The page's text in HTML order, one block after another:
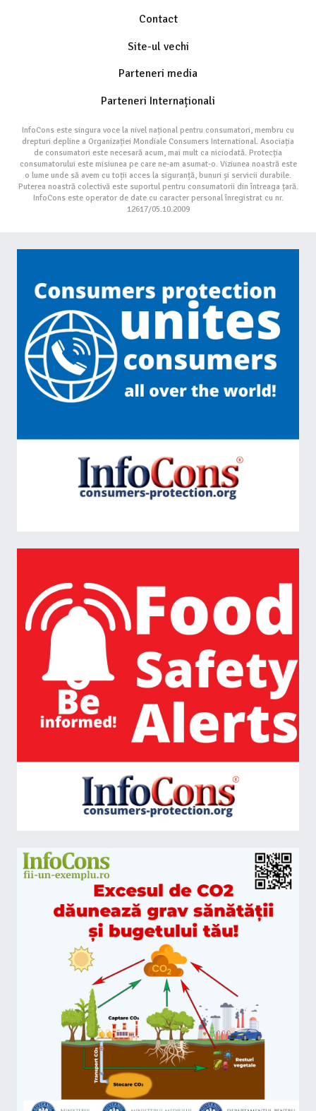
Contact
Site-ul vechi
Parteneri media
Parteneri Internaționali
InfoCons este singura voce la nivel național pentru consumatori, membru cu
drepturi depline a Organizației Mondiale Consumers International. Asociația
de consumatori este necesară acum, mai mult ca niciodată. Protecția
consumatorului este misiunea pe care ne-am asumat-o. Viziunea noastră este
o lume unde să avem cu toții acces la siguranță, bunuri și servicii durabile.
Puterea noastră colectivă este suportul pentru consumatorii din întreaga țară.
InfoCons este operator de date cu caracter personal înregistrat cu nr.
12617/05.10.2009